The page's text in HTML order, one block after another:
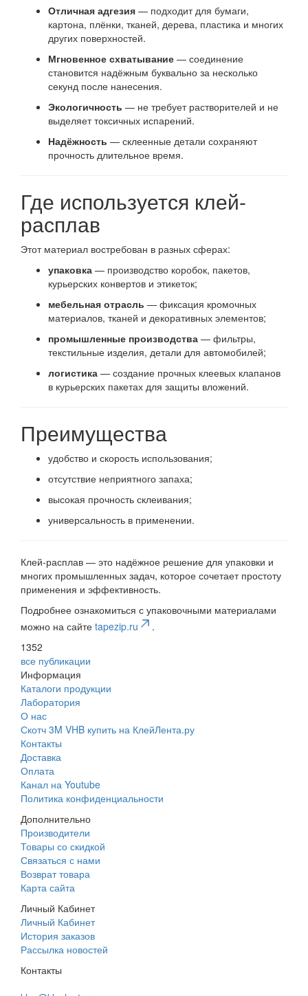
Отличная адгезия — подходит для бумаги,
картона, плёнки, тканей, дерева, пластика и многих
других поверхностей.
Мгновенное схватывание — соединение
становится надёжным буквально за несколько
секунд после нанесения.
Экологичность — не требует растворителей и не
выделяет токсичных испарений.
Надёжность — склеенные детали сохраняют
прочность длительное время.
Где используется клей-
расплав
Этот материал востребован в разных сферах:
упаковка — производство коробок, пакетов,
курьерских конвертов и этикеток;
мебельная отрасль — фиксация кромочных
материалов, тканей и декоративных элементов;
промышленные производства — фильтры,
текстильные изделия, детали для автомобилей;
логистика — создание прочных клеевых клапанов
в курьерских пакетах для защиты вложений.
Преимущества
удобство и скорость использования;
отсутствие неприятного запаха;
высокая прочность склеивания;
универсальность в применении.
Клей-расплав — это надёжное решение для упаковки и
многих промышленных задач, которое сочетает простоту
применения и эффективность.
Подробнее ознакомиться с упаковочными материалами
можно на сайте tapezip.ru
.
1352
все публикации
Информация
Каталоги продукции
Лаборатория
О нас
Скотч 3M VHB купить на КлейЛента.ру
Контакты
Доставка
Оплата
Канал на Youtube
Политика конфиденциальности
Дополнительно
Производители
Товары со скидкой
Связаться с нами
Возврат товара
Карта сайта
Личный Кабинет
Личный Кабинет
История заказов
Рассылка новостей
Контакты